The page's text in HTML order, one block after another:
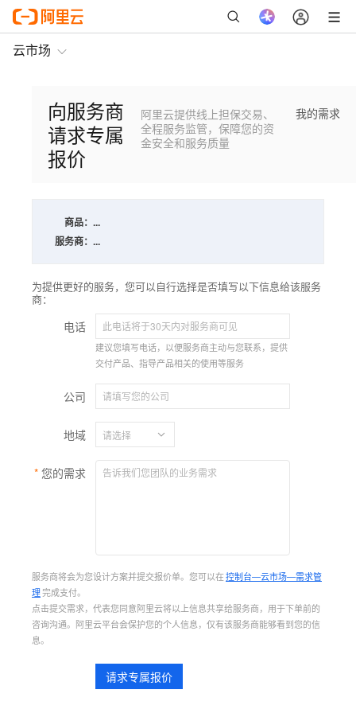
云市场
向服务商
请求专属
报价
阿里云提供线上担保交易、
全程服务监管，保障您的资
金安全和服务质量
我的需求
商品： ...
服务商： ...
为提供更好的服务，您可以自行选择是否填写以下信息给该服务
商：
电话
建议您填写电话，以便服务商主动与您联系，提供
交付产品、指导产品相关的使用等服务
公司
地域
您的需求
服务商将会为您设计方案并提交报价单。您可以在控制台—云市场—需求管
理完成支付。
点击提交需求，代表您同意阿里云将以上信息共享给服务商，用于下单前的
咨询沟通。阿里云平台会保护您的个人信息，仅有该服务商能够看到您的信
息。
请求专属报价